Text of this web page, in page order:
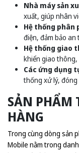
Nhà máy sản
xuất, giúp nhân
Hệ thống phân
điện, đảm bảo an
Hệ thống giao
khiển giao
Các ứng dụng
thống xử lý,
SẢN
HÀNG
Trong cùng dòng sản
Mobile nằm trong